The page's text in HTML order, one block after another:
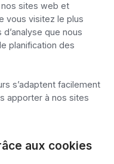
sites web et
vous visitez le plus
que nous
planification des
s’adaptent facilement
apporter à nos sites
aux cookies